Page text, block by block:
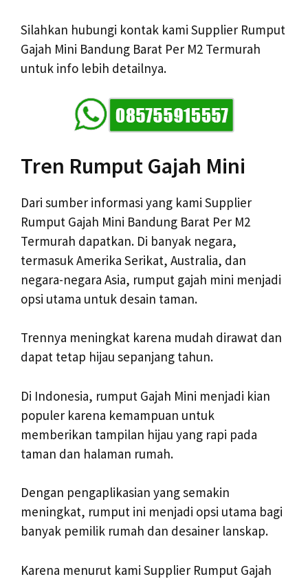
Silahkan hubungi kontak kami Supplier Rumput
Gajah Mini Bandung Barat Per M2 Termurah
untuk info lebih detailnya.
Tren Rumput Gajah Mini
Dari sumber informasi yang kami Supplier
Rumput Gajah Mini Bandung Barat Per M2
Termurah dapatkan. Di banyak negara,
termasuk Amerika Serikat, Australia, dan
negara-negara Asia, rumput gajah mini menjadi
opsi utama untuk desain taman.
Trennya meningkat karena mudah dirawat dan
dapat tetap hijau sepanjang tahun.
Di Indonesia, rumput Gajah Mini menjadi kian
populer karena kemampuan untuk
memberikan tampilan hijau yang rapi pada
taman dan halaman rumah.
Dengan pengaplikasian yang semakin
meningkat, rumput ini menjadi opsi utama bagi
banyak pemilik rumah dan desainer lanskap.
Karena menurut kami Supplier Rumput Gajah